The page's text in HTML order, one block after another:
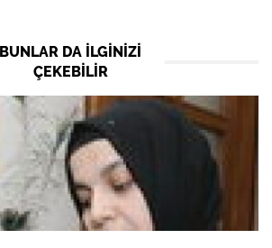
BUNLAR DA ILGINIZI
ÇEKEBILIR